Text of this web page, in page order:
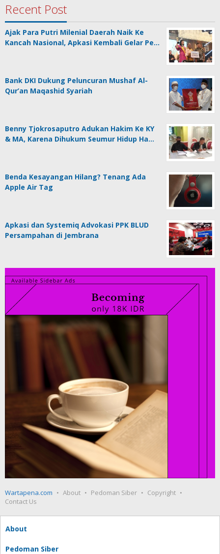
Recent Post
Ajak Para Putri Milenial Daerah Naik Ke
Kancah Nasional, Apkasi Kembali Gelar Pe…
Bank DKI Dukung Peluncuran Mushaf Al-
Qur’an Maqashid Syariah
Benny Tjokrosaputro Adukan Hakim Ke KY
& MA, Karena Dihukum Seumur Hidup Ha…
Benda Kesayangan Hilang? Tenang Ada
Apple Air Tag
Apkasi dan Systemiq Advokasi PPK BLUD
Persampahan di Jembrana
Wartapena.com About Pedoman Siber
Copyright
Contact Us
About
Pedoman Siber